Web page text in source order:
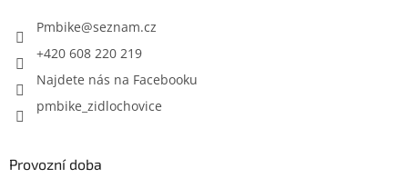
Pmbike@seznam.cz
+420 608 220 219
Najdete nás na Facebooku
pmbike_zidlochovice
Provozní doba